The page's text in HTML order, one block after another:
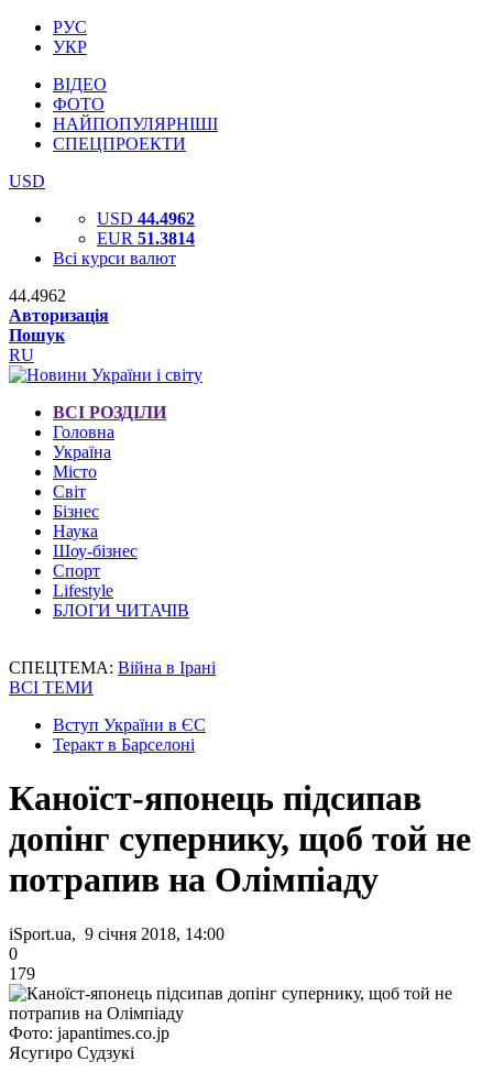
РУС
УКР
ВІДЕО
ФОТО
НАЙПОПУЛЯРНІШІ
СПЕЦПРОЕКТИ
USD
USD 44.4962
EUR 51.3814
Всі курси валют
44.4962
Авторизація
Пошук
RU
ВСІ РОЗДІЛИ
Головна
Україна
Місто
Світ
Бізнес
Наука
Шоу-бізнес
Спорт
Lifestyle
БЛОГИ ЧИТАЧІВ
СПЕЦТЕМА: Війна в Ірані
ВСІ ТЕМИ
Вступ України в ЄС
Теракт в Барселоні
Каноїст-японець підсипав
допінг супернику, щоб той не
потрапив на Олімпіаду
iSport.ua, 9 січня 2018, 14:00
0
179
Фото: japantimes.co.jp
Ясугиро Судзукі